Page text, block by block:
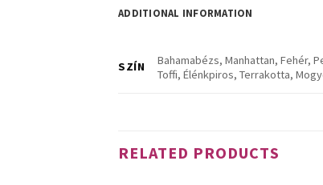
ADDITIONAL INFORMATION
SZÍN
Bahamabézs, Manhattan, Fehér,
Toffi, Élénkpiros, Terrakotta,
RELATED PRODUCTS